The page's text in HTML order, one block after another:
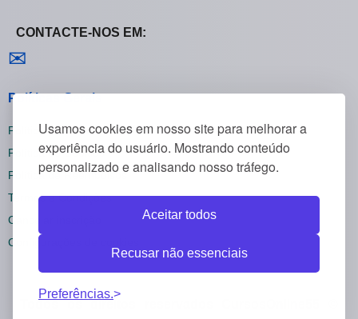
Usamos cookies em nosso site para melhorar a
experiência do usuário. Mostrando conteúdo
personalizado e analisando nosso tráfego.
Aceitar todos
Recusar não essenciais
Preferências.
CONTACTE-NOS EM:
✉
Políticas Gerais
Política de Privacidade
Política de Cookies
Política de Reembolsos
Termos e Condições
Cancelar inscrição
Configurações de cookies
Todos os direitos reservados CursosOnline55 ©